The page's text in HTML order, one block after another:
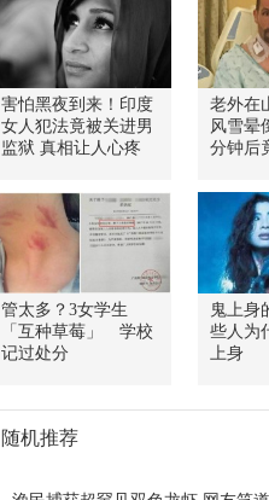
害怕黑夜到来！印度
女人犯法竟被关进男
监狱 真相让人心疼
老外在
风雪晕
分钟后
管太多？3女学生
「互种草莓」 学校
记过处分
鬼上身
些人为
上身
随机推荐